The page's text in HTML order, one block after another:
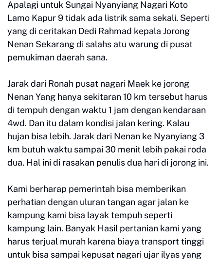
Apalagi untuk Sungai Nyanyiang Nagari Koto
Lamo Kapur 9 tidak ada listrik sama sekali. Seperti
yang di ceritakan Dedi Rahmad kepala Jorong
Nenan Sekarang di salahs atu warung di pusat
pemukiman daerah sana.
Jarak dari Ronah pusat nagari Maek ke jorong
Nenan Yang hanya sekitaran 10 km tersebut harus
di tempuh dengan waktu 1 jam dengan kendaraan
4wd. Dan itu dalam kondisi jalan kering. Kalau
hujan bisa lebih. Jarak dari Nenan ke Nyanyiang 3
km butuh waktu sampai 30 menit lebih pakai roda
dua. Hal ini di rasakan penulis dua hari di jorong ini.
Kami berharap pemerintah bisa memberikan
perhatian dengan uluran tangan agar jalan ke
kampung kami bisa layak tempuh seperti
kampung lain. Banyak Hasil pertanian kami yang
harus terjual murah karena biaya transport tinggi
untuk bisa sampai kepusat nagari ujar ilyas yang